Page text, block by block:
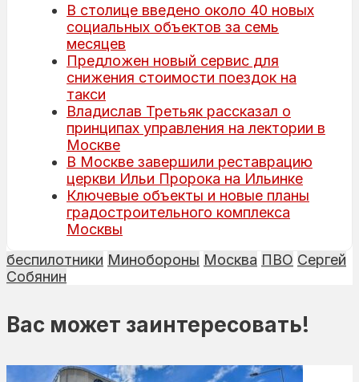
В столице введено около 40 новых
социальных объектов за семь
месяцев
Предложен новый сервис для
снижения стоимости поездок на
такси
Владислав Третьяк рассказал о
принципах управления на лектории в
Москве
В Москве завершили реставрацию
церкви Ильи Пророка на Ильинке
Ключевые объекты и новые планы
градостроительного комплекса
Москвы
беспилотники Минобороны Москва ПВО Сергей
Собянин
Вас может заинтересовать!